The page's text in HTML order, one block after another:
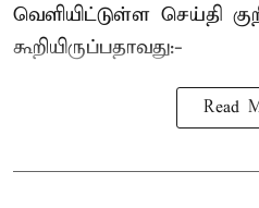
வெளியிட்டுள்ள செய்தி
கூறியிருப்பதாவது:-
Read